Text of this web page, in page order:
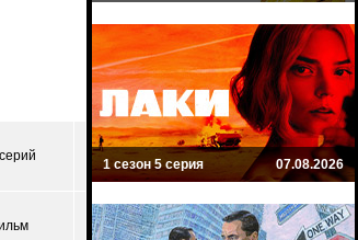
1 сезон 5 серия 07.08.2026